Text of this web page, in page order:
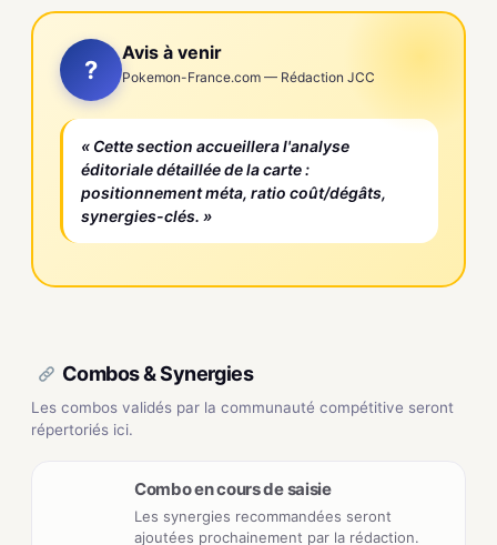
?
Avis à venir
Pokemon-France.com — Rédaction JCC
« Cette section accueillera l'analyse
éditoriale détaillée de la carte :
positionnement méta, ratio coût/dégâts,
synergies-clés. »
Combos & Synergies
Les combos validés par la communauté compétitive seront
répertoriés ici.
Combo en cours de saisie
Les synergies recommandées seront
ajoutées prochainement par la rédaction.